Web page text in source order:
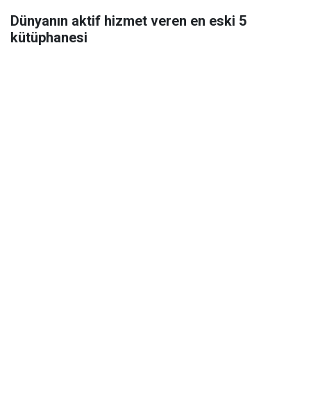
Dünyanın aktif hizmet veren en eski 5
kütüphanesi